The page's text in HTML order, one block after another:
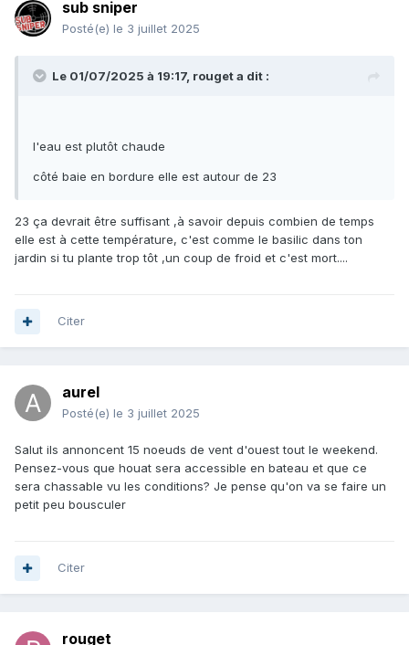
sub sniper
Posté(e) le 3 juillet 2025
Le 01/07/2025 à 19:17, rougeta dit :
l'eau est plutôt chaude
côté baie en bordure elle est autour de 23
23 ça devrait être suffisant ,à savoir depuis combien de temps
elle est à cette température, c'est comme le basilic dans ton
jardin si tu plante trop tôt ,un coup de froid et c'est mort....
Citer
aurel
Posté(e) le 3 juillet 2025
Salut ils annoncent 15 noeuds de vent d'ouest tout le weekend.
Pensez-vous que houat sera accessible en bateau et que ce
sera chassable vu les conditions? Je pense qu'on va se faire un
petit peu bousculer
Citer
rouget